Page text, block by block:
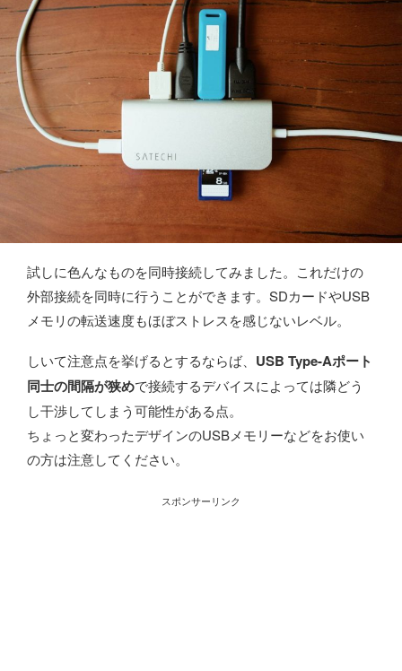
試しに色んなものを同時接続してみました。これだけの
外部接続を同時に行うことができます。SDカードやUSB
メモリの転送速度もほぼストレスを感じないレベル。
しいて注意点を挙げるとするならば、 USB Type-Aポート
同士の間隔が狭めで接続するデバイスによっては隣どう
し干渉してしまう可能性がある点。
ちょっと変わったデザインのUSBメモリーなどをお使い
の方は注意してください。
スポンサーリンク